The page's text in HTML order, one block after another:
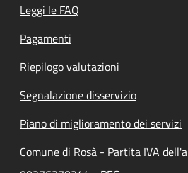
Leggi le FAQ
Pagamenti
Riepilogo valutazioni
Segnalazione disservizio
Piano di miglioramento dei servizi
Comune di Rosà - Partita IVA